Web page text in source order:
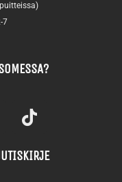
7
T
i
t